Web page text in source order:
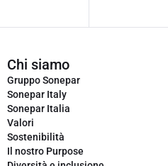
Chi siamo
Gruppo Sonepar
Sonepar Italy
Sonepar Italia
Valori
Sostenibilità
Il nostro Purpose